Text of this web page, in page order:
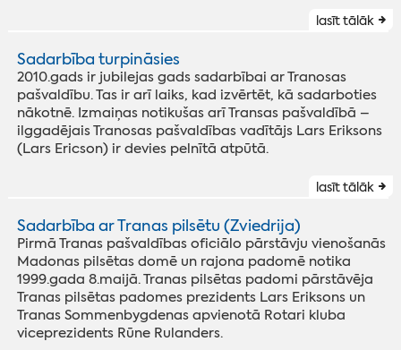
lasīt tālāk
Sadarbība turpināsies
2010.gads ir jubilejas gads sadarbībai ar Tranosas
pašvaldību. Tas ir arī laiks, kad izvērtēt, kā sadarboties
nākotnē. Izmaiņas notikušas arī Transas pašvaldībā –
ilggadējais Tranosas pašvaldības vadītājs Lars Eriksons
(Lars Ericson) ir devies pelnītā atpūtā.
lasīt tālāk
Sadarbība ar Tranas pilsētu (Zviedrija)
Pirmā Tranas pašvaldības oficiālo pārstāvju vienošanās
Madonas pilsētas domē un rajona padomē notika
1999.gada 8.maijā. Tranas pilsētas padomi pārstāvēja
Tranas pilsētas padomes prezidents Lars Eriksons un
Tranas Sommenbygdenas apvienotā Rotari kluba
viceprezidents Rūne Rulanders.